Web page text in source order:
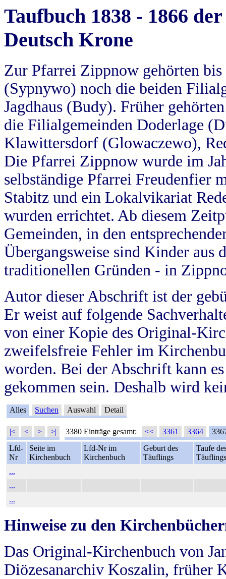
Taufbuch 1838 - 1866
Deutsch Krone
Zur Pfarrei Zippnow gehörten
(Sypnywo) noch die beiden
Jagdhaus (Budy). Früher
die Filialgemeinden Doderlage
Klawittersdorf (Glowaczewo),
Die Pfarrei Zippnow wurde im
selbständige Pfarrei Freudenfier
Stabitz und ein Lokalvikariat
wurden errichtet. Ab diesem
Gemeinden, in den
Übergangsweise sind Kinder aus
traditionellen Gründen - in
Autor dieser Abschrift ist der
Er weist auf folgende
von einer Kopie des Original-
zweifelsfreie Fehler im
worden. Bei der Abschrift kann
gekommen sein. Deshalb wird
Alles Suchen Auswahl Detail
|< < > >| 3380 Einträge gesamt: << 3361 3364
Lfd-
Nr
Seite im
Kirchenbuch
Lfd-Nr im
Kirchenbuch
Geburt des
Täuflings
Taufe
Täuflings
...
...
...
Hinweise zu den
Das Original-Kirchenbuch von
Diözesanarchiv Koszalin, früher